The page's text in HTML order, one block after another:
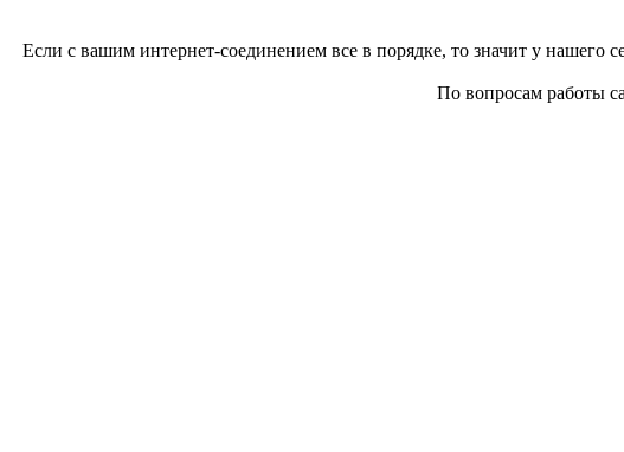
Если с вашим интернет-соединением все в порядке, то значит у нашего
По вопросам работы